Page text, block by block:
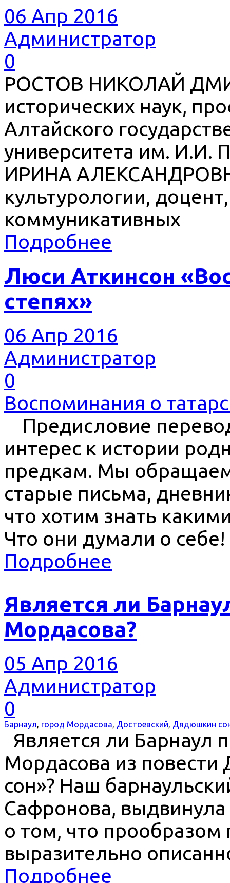
06 Апр 2016
Администратор
0
РОСТОВ НИКОЛАЙ
исторических наук,
Алтайского
университета им.
ИРИНА
культурологии,
коммуникативных
Подробнее
Люси Аткинсон
степях»
06 Апр 2016
Администратор
0
Воспоминания о
Предисловие
интерес к истории
предкам. Мы
старые письма,
что хотим знать
Что они думали о
Подробнее
Является ли
Мордасова?
05 Апр 2016
Администратор
0
Барнаул, город Мордасова, Достоевский, Дядюшкин
Является ли Барнаул
Мордасова из
сон»? Наш
Сафронова, выдвинула
о том, что прообразом
выразительно
Подробнее